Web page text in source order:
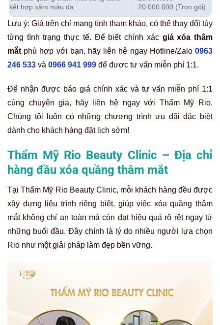
kết hợp xăm màu da
20.000.000 (Trọn gói)
Lưu ý: Giá trên chỉ mang tính tham khảo, có thể thay đổi tùy
từng tình trạng thực tế. Để biết chính xác giá xóa thâm
mắt phù hợp với bạn, hãy liên hệ ngay Hotline/Zalo 0963
246 533 và 0966 941 999 để được tư vấn miễn phí 1:1.
Để nhận được báo giá chính xác và tư vấn miễn phí 1:1
cùng chuyên gia, hãy liên hệ ngay với Thẩm Mỹ Rio.
Chúng tôi luôn có những chương trình ưu đãi đặc biệt
dành cho khách hàng đặt lịch sớm!
Thẩm Mỹ Rio Beauty Clinic – Địa chỉ
hàng đầu xóa quầng thâm mắt
Tại Thẩm Mỹ Rio Beauty Clinic, mỗi khách hàng đều được
xây dựng liệu trình riêng biệt, giúp việc xóa quầng thâm
mắt không chỉ an toàn mà còn đạt hiệu quả rõ rệt ngay từ
những buổi đầu. Đây chính là lý do nhiều người lựa chọn
Rio như một giải pháp làm đẹp bền vững.